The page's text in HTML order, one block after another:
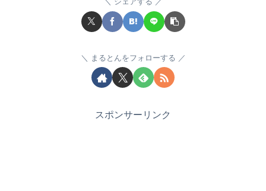
まるとんをフォローする
スポンサーリンク